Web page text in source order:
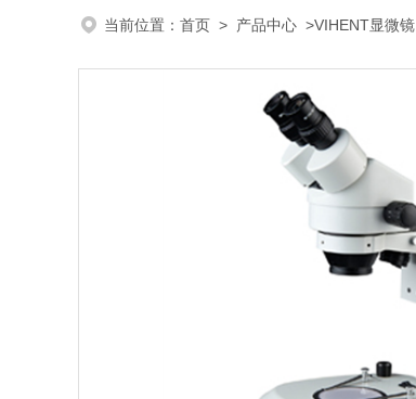
当前位置： 首页 > 产品中心 >VIHENT显微镜